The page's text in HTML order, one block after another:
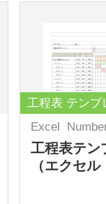
工程表 テンプ
Excel
工程表テン
（エクセル